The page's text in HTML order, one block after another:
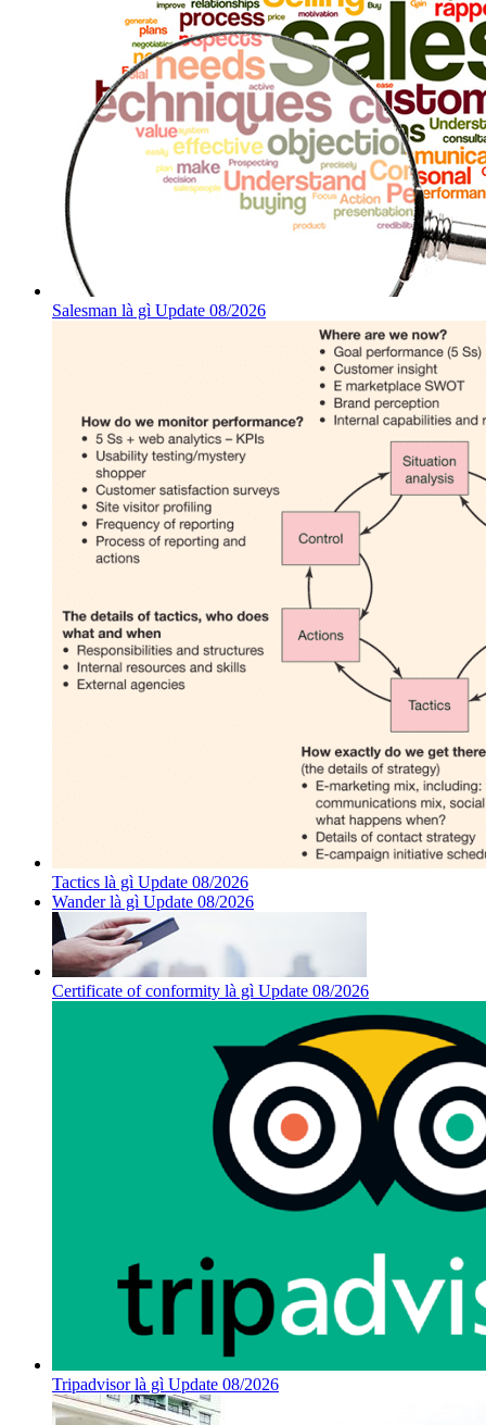
Salesman là gì Update 08/2026
Tactics là gì Update 08/2026
Wander là gì Update 08/2026
Certificate of conformity là gì Update 08/2026
Tripadvisor là gì Update 08/2026